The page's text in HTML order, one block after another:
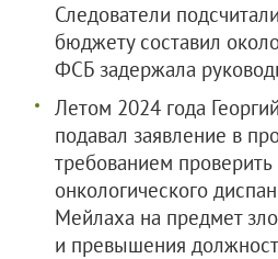
Следователи
бюджету составил
ФСБ задержала
Летом 2024 года
подавал заявление в
требованием проверить
онкологического
Мейлаха на предмет
и превышения